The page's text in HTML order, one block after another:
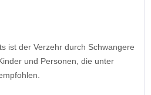
ist der Verzehr durch Schwangere
und Personen, die unter